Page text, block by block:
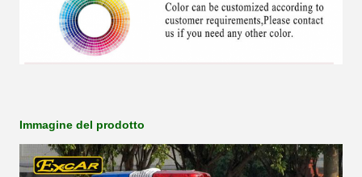
Immagine del prodotto